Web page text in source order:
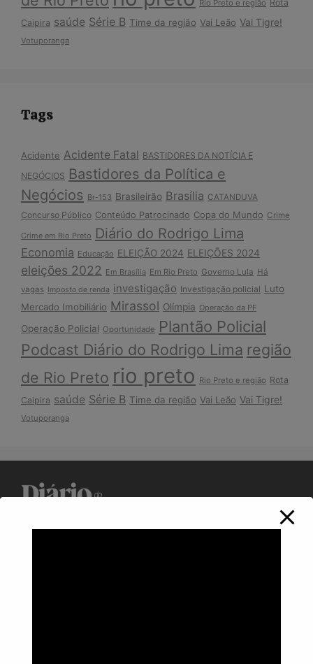
Rio Preto e região Rota
Caipira saúde Série B Time da região Vai Leão Vai Tigre!
Votuporanga
Tags
Acidente Acidente Fatal BASTIDORES DA NOTÍCIA E
NEGÓCIOS Bastidores da Política e
Negócios Br-153 Brasileirão Brasília CATANDUVA
Concurso Público Conteúdo Patrocinado Copa do Mundo Crime
Crime em Rio Preto Diário do Rodrigo Lima
Economia Educação ELEIÇÃO 2024 ELEIÇÕES 2024
eleições 2022 Em Brasília Em Rio Preto Governo Lula Há
vagas
Imposto de renda investigação Investigação policial Luto
Mercado Imobiliário Mirassol Olímpia Operação da PF
Operação Policial Oportunidade Plantão Policial
Podcast Diário do Rodrigo Lima região
de Rio Preto rio preto Rio Preto e região Rota
Caipira saúde Série B Time da região Vai Leão Vai Tigre!
Votuporanga